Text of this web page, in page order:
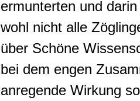
ermunterten und
wohl nicht alle
über Schöne
bei dem engen
anregende Wirkung